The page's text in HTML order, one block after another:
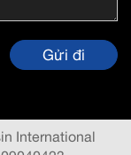
International